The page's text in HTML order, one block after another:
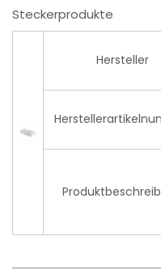
Steckerprodukte
Hersteller